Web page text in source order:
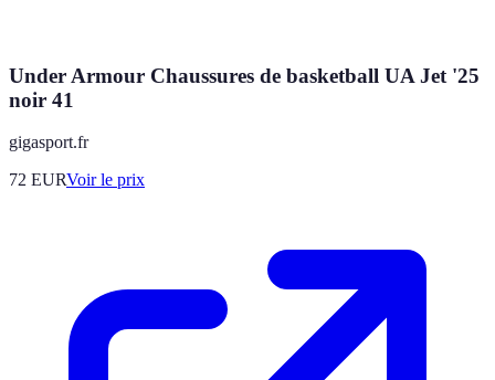
Under Armour Chaussures de basketball UA Jet '25
noir 41
gigasport.fr
72 EURVoir le prix